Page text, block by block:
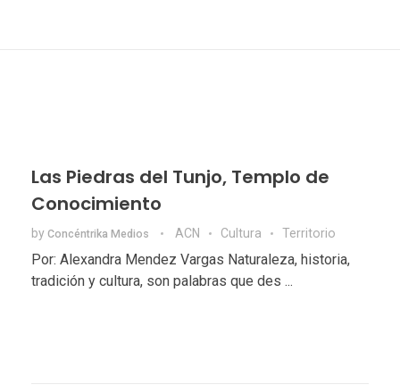
Las Piedras del Tunjo, Templo de
Conocimiento
by Concéntrika Medios ACN Cultura Territorio
Por: Alexandra Mendez Vargas Naturaleza, historia,
tradición y cultura, son palabras que des ...